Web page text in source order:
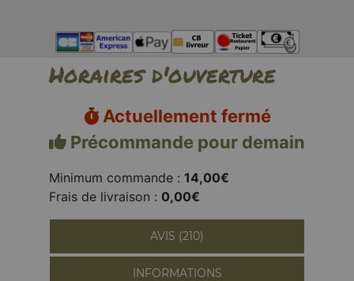
Horaires d'ouverture
Actuellement fermé
Précommande pour demain
Minimum commande : 14,00€
Frais de livraison : 0,00€
AVIS (210)
INFORMATIONS